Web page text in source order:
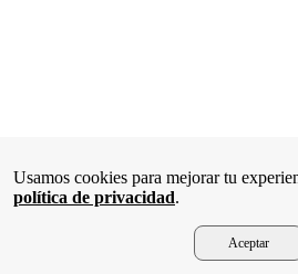
Usamos cookies para mejorar tu
política de privacidad.
Aceptar